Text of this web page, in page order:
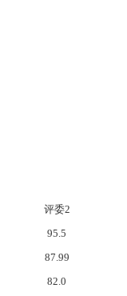
评委2
95.5
87.99
82.0